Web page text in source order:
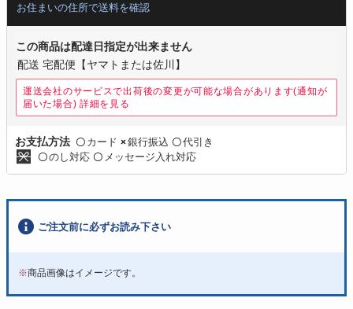
お住まいの住所で送料を確認
この商品は配達日指定が出来ません
配送 宅配便【ヤマトまたは佐川】
運送会社のサービスで出荷後の変更が可能な場合があります(通知が
届いた場合) 詳細を見る
お支払方法 〇 カード ×銀行振込 〇代引き
〇のし対応 〇 メッセージ入れ対応
ご注文前に必ずお読み下さい
※商品画像はイメージです。